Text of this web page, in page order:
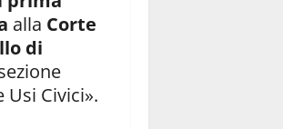
alla Corte
di
Usi Civici».